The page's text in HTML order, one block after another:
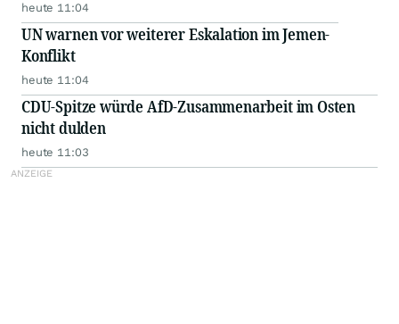
heute 11:04
UN warnen vor weiterer Eskalation im Jemen-
Konflikt
heute 11:04
CDU-Spitze würde AfD-Zusammenarbeit im Osten
nicht dulden
heute 11:03